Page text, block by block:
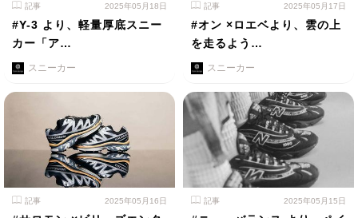
記事 2025年05月18日
#Y-3 より、軽量厚底スニー
カー「ア…
スニーカー
記事 2025年05月17日
#オン ×ロエベより、雲の上
を走るよう…
スニーカー
記事 2025年05月16日 記事 2025年05月15日